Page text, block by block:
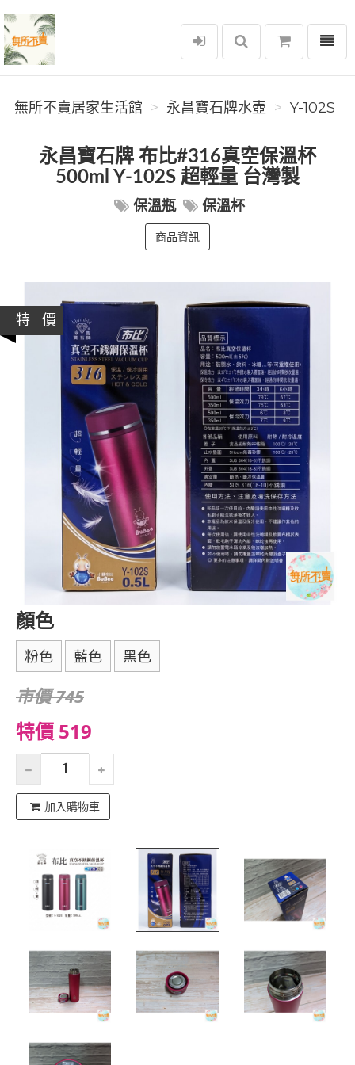
無所不賣居家生活館
選單
無所不賣居家生活館 永昌寶石牌水壺 Y-102S
永昌寶石牌 布比#316真空保溫杯
500ml Y-102S 超輕量 台灣製
保溫瓶 保溫杯
商品資訊
特 價
顏色
粉色 藍色 黑色
市價 745
特價 519
加入購物車